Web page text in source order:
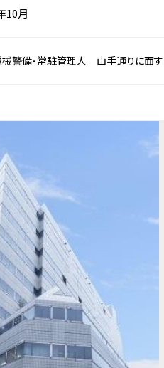
10月
械警備・常駐管理人 山手通りに面